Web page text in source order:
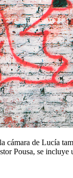
cámara de Lucía
Pousa, se incluye